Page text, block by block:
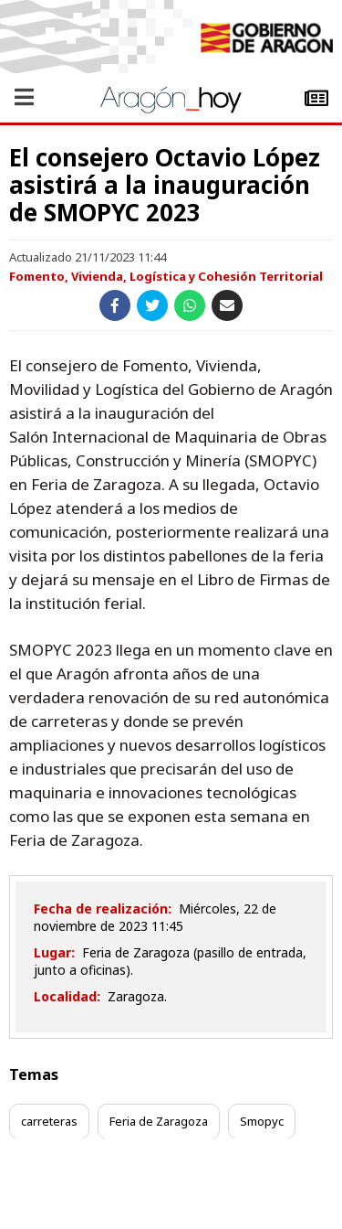
El consejero Octavio López
asistirá a la inauguración
de SMOPYC 2023
Actualizado 21/11/2023 11:44
Fomento, Vivienda, Logística y Cohesión Territorial
El consejero de Fomento, Vivienda,
Movilidad y Logística del Gobierno de Aragón
asistirá a la inauguración del
Salón Internacional de Maquinaria de Obras
Públicas, Construcción y Minería (SMOPYC)
en Feria de Zaragoza. A su llegada, Octavio
López atenderá a los medios de
comunicación, posteriormente realizará una
visita por los distintos pabellones de la feria
y dejará su mensaje en el Libro de Firmas de
la institución ferial.
SMOPYC 2023 llega en un momento clave en
el que Aragón afronta años de una
verdadera renovación de su red autonómica
de carreteras y donde se prevén
ampliaciones y nuevos desarrollos logísticos
e industriales que precisarán del uso de
maquinaria e innovaciones tecnológicas
como las que se exponen esta semana en
Feria de Zaragoza.
Fecha de realización: miércoles, 22 de
noviembre de 2023 11:45
Lugar: Feria de Zaragoza (pasillo de entrada,
junto a oficinas).
Localidad: Zaragoza.
Temas
carreteras Feria de Zaragoza Smopyc